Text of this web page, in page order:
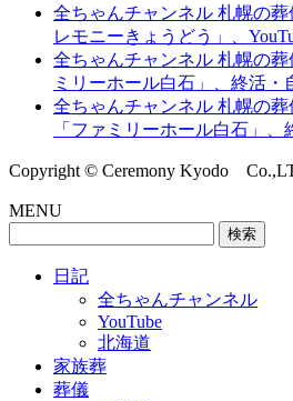
全ちゃんチャンネル 札幌の
レモニーきょうどう」、
全ちゃんチャンネル 札幌の
ミリーホール白石」、終活
全ちゃんチャンネル 札幌の
「ファミリーホール白石」
Copyright © Ceremony Kyodo
MENU
日記
全ちゃんチャンネル
YouTube
北海道
家族葬
葬儀